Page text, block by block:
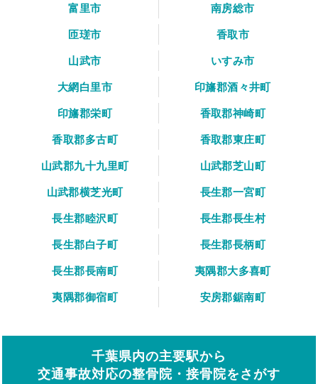
富里市
南房総市
匝瑳市
香取市
山武市
いすみ市
大網白里市
印旛郡酒々井町
印旛郡栄町
香取郡神崎町
香取郡多古町
香取郡東庄町
山武郡九十九里町
山武郡芝山町
山武郡横芝光町
長生郡一宮町
長生郡睦沢町
長生郡長生村
長生郡白子町
長生郡長柄町
長生郡長南町
夷隅郡大多喜町
夷隅郡御宿町
安房郡鋸南町
千葉県内の主要駅から
交通事故対応の整骨院・接骨院をさがす